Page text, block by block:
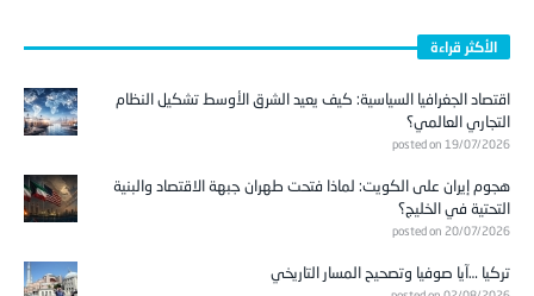
الأكثر قراءة
اقتصاد الجغرافيا السياسية: كيف يعيد الشرق الأوسط تشكيل النظام
التجاري العالمي؟
posted on 19/07/2026
هجوم إيران على الكويت: لماذا فتحت طهران جبهة الاقتصاد والبنية
التحتية في الخليج؟
posted on 20/07/2026
تركيا …آيا صوفيا وتصحيح المسار التاريخي